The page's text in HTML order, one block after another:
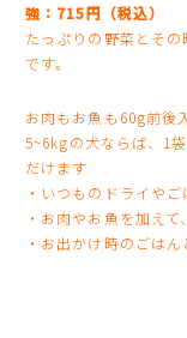
強：715円（税込）
たっぷりの野菜とそ
です。
お肉もお魚も60g前後
5~6kgの犬ならば、1
だけます
・いつものドライや
・お肉やお魚を加え
・お出かけ時のごは